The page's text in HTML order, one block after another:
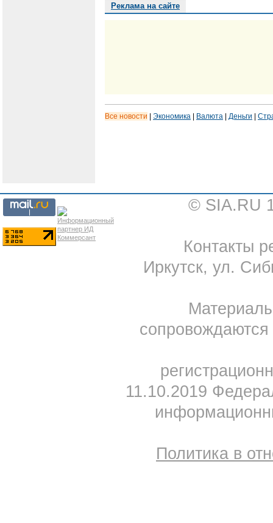
Реклама на сайте
Все новости Экономика Валюта Деньги
© SIA.RU
Контакты
Иркутск, ул.
11.10.2019
Политика в